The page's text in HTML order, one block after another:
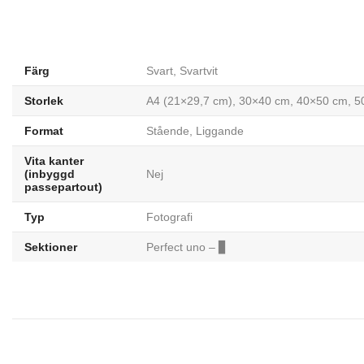
Färg Svart, Svartvit
Storlek A4 (21×29,7 cm), 30×40 cm, 40×50 cm,
Format Stående Liggande
Vita kanter
(inbyggd
passepartout)
Nej
Typ Fotografi
Sektioner Perfect uno – ▊